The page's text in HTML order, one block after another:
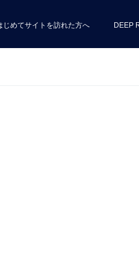
じめてサイトを訪れた方へ DEEP